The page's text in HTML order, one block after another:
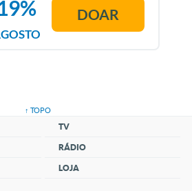
DOAR
↑ TOPO
TV
RÁDIO
LOJA